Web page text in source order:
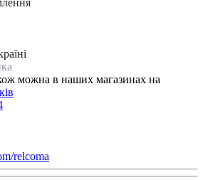
можна в наших магазинах на
relcoma